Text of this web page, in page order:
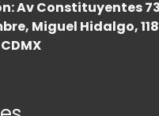
Av Constituyentes
Miguel Hidalgo,